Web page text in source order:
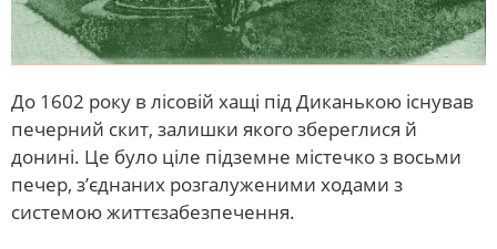
До 1602 року в лісовій хащі під Диканькою існував
печерний скит, залишки якого збереглися й
донині. Це було ціле підземне містечко з восьми
печер, з’єднаних розгалуженими ходами з
системою життєзабезпечення.